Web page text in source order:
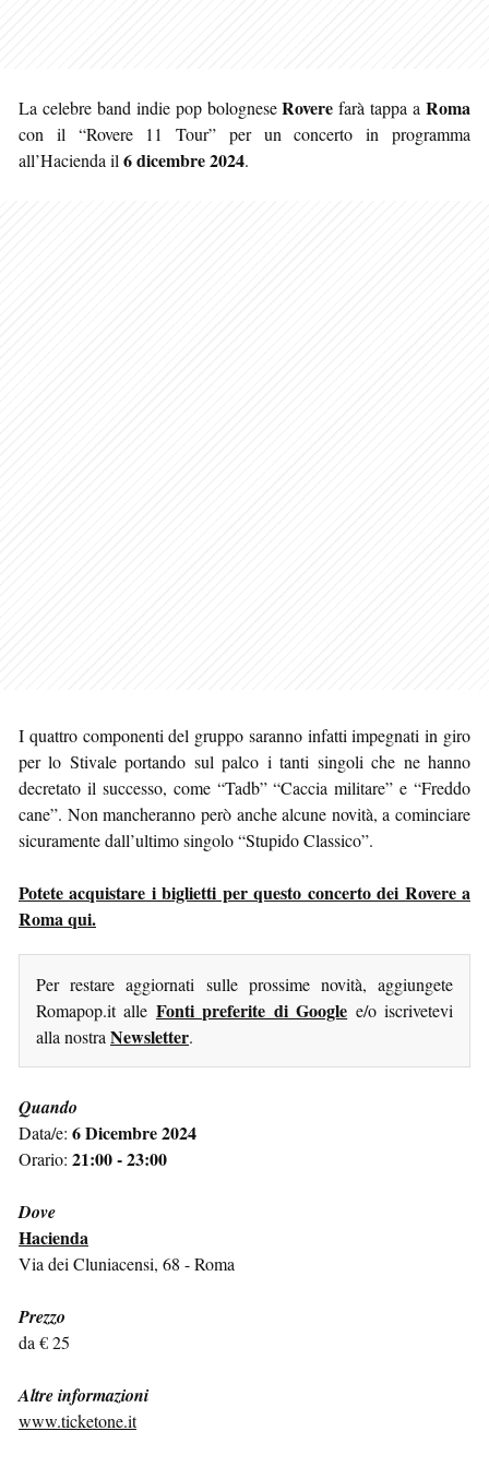
La celebre band indie pop bologneseRovere farà tappa aRoma
con il “Rovere 11 Tour” per un concerto in programma
all’Hacienda il 6 dicembre 2024.
I quattro componenti del gruppo saranno infatti impegnati in giro
per lo Stivale portando sul palco i tanti singoli che ne hanno
decretato il successo, come “Tadb” “Caccia militare” e “Freddo
cane”. Non mancheranno però anche alcune novità, a cominciare
sicuramente dall’ultimo singolo “Stupido Classico”.
Potete acquistare i biglietti per questo concerto dei Rovere a
Roma qui.
Per restare aggiornati sulle prossime novità, aggiungete
Romapop.it alle Fonti preferite di Google e/o iscrivetevi
alla nostra Newsletter.
Quando
Data/e: 6 Dicembre 2024
Orario: 21:00 - 23:00
Dove
Hacienda
Via dei Cluniacensi, 68 - Roma
Prezzo
da € 25
Altre informazioni
www.ticketone.it